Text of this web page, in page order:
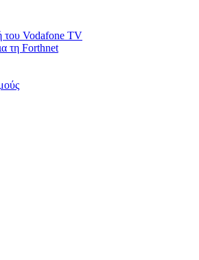
του Vodafone TV
τη Forthnet